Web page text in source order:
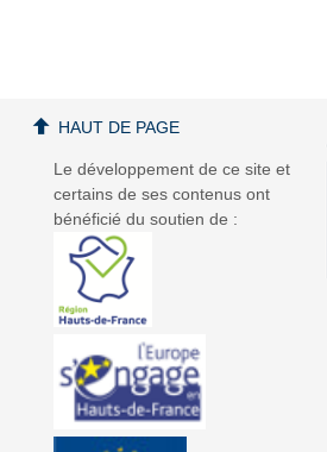
Le développement de ce site et
certains de ses contenus ont
bénéficié du soutien de :
HAUT DE PAGE